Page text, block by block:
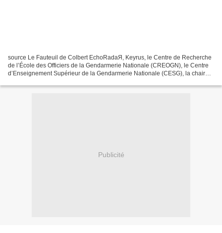
source Le Fauteuil de Colbert EchoRadaЯ, Keyrus, le Centre de Recherche
de l’École des Officiers de la Gendarmerie Nationale (CREOGN), le Centre
d’Enseignement Supérieur de la Gendarmerie Nationale (CESG), la chaire
Publicité